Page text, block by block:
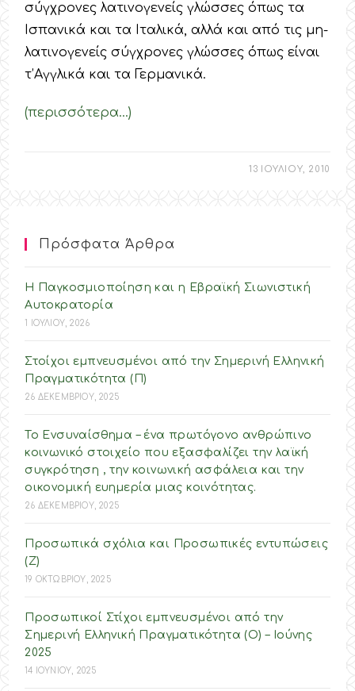
σύγχρονες λατινογενείς γλώσσες όπως τα
Ισπανικά και τα Ιταλικά, αλλά και από τις μη-
λατινογενείς σύγχρονες γλώσσες όπως είναι
τ’Αγγλικά και τα Γερμανικά.
(περισσότερα…)
13 ΙΟΥΛΙΟΥ, 2010
Πρόσφατα Άρθρα
Η Παγκοσμιοποίηση και η Εβραϊκή Σιωνιστική
Αυτοκρατορία
1 ΙΟΥΛΙΟΥ, 2026
Στοίχοι εμπνευσμένοι από την Σημερινή Ελληνική
Πραγματικότητα (Π)
26 ΔΕΚΕΜΒΡΙΟΥ, 2025
Το Ενσυναίσθημα – ένα πρωτόγονο ανθρώπινο
κοινωνικό στοιχείο που εξασφαλίζει την λαϊκή
συγκρότηση , την κοινωνική ασφάλεια και την
οικονομική ευημερία μιας κοινότητας.
26 ΔΕΚΕΜΒΡΙΟΥ, 2025
Προσωπικά σχόλια και Προσωπικές εντυπώσεις
(Ζ)
19 ΟΚΤΩΒΡΙΟΥ, 2025
Προσωπικοί Στίχοι εμπνευσμένοι από την
Σημερινή Ελληνική Πραγματικότητα (O) – Ιούνης
2025
14 ΙΟΥΝΙΟΥ, 2025